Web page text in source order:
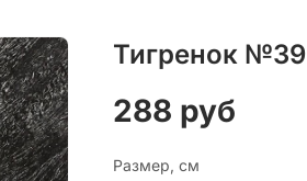
Тигренок №39
288 руб
Размер, см